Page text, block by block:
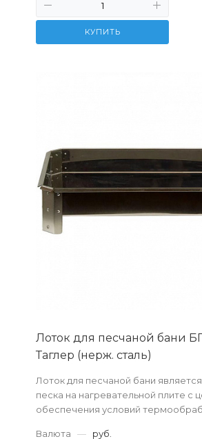
КУПИТЬ
Лоток для песчаной бани
Таглер (нерж. сталь)
Лоток для песчаной бани
песка на нагревательной плите с
обеспечения условий
Валюта — руб.